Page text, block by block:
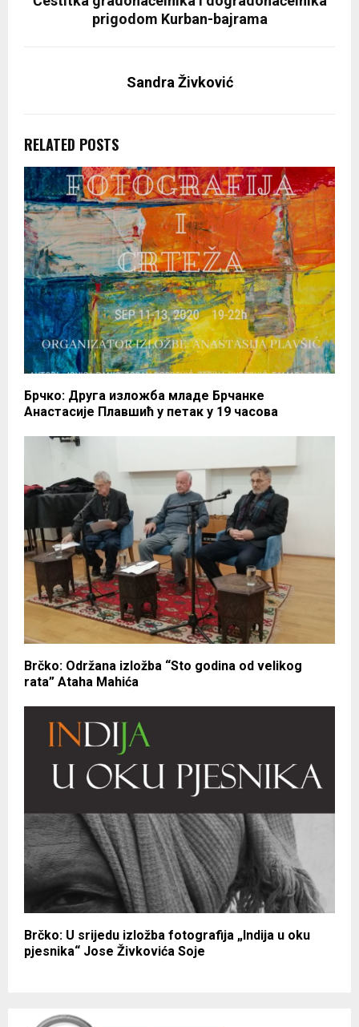
prigodom Kurban-bajrama
Sandra Živković
RELATED POSTS
Брчко: Друга изложба младе Брчанке
Анастасије Плавшић у петак у 19 часова
Brčko: Održana izložba “Sto godina od velikog
rata” Ataha Mahića
Brčko: U srijedu izložba fotografija „Indija u oku
pjesnika“ Jose Živkovića Soje